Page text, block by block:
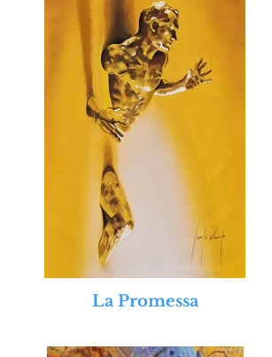
La Promessa